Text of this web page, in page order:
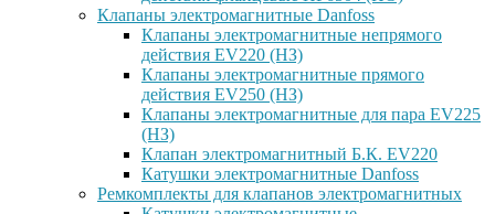
Клапаны электромагнитные Danfoss
Клапаны электромагнитные непрямого
действия EV220 (НЗ)
Клапаны электромагнитные прямого
действия EV250 (НЗ)
Клапаны электромагнитные для пара EV225
(НЗ)
Клапан электромагнитный Б.К. EV220
Катушки электромагнитные Danfoss
Ремкомплекты для клапанов электромагнитных